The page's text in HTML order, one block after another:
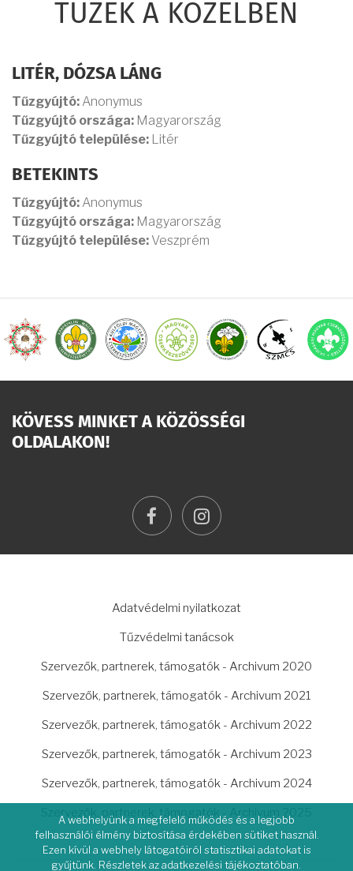
TÜZEK A KÖZELBEN
LITÉR, DÓZSA LÁNG
Tűzgyújtó: Anonymus
Tűzgyújtó országa: Magyarország
Tűzgyújtó települése: Litér
BETEKINTS
Tűzgyújtó: Anonymus
Tűzgyújtó országa: Magyarország
Tűzgyújtó települése: Veszprém
KÖVESS MINKET A KÖZÖSSÉGI
OLDALAKON!
facebookinstagram
Adatvédelmi nyilatkozat
Tűzvédelmi tanácsok
Szervezők, partnerek, támogatók - Archivum 2020
Szervezők, partnerek, támogatók - Archivum 2021
Szervezők, partnerek, támogatók - Archivum 2022
Szervezők, partnerek, támogatók - Archivum 2023
Szervezők, partnerek, támogatók - Archivum 2024
Szervezők, partnerek, támogatók - Archivum 2025
A webhelyünk a megfelelő működés és a legjobb
felhasználói élmény biztosítása érdekében sütiket használ.
Ezen kívül a webhely látogatóiról statisztikai adatokat is
gyűjtünk. Részletek az adatkezelési tájékoztatóban.